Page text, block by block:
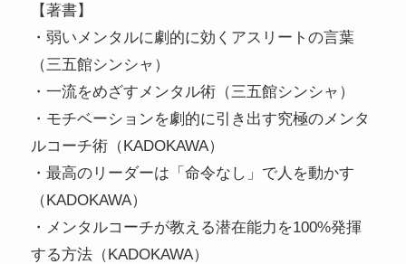
【著書】
・弱いメンタルに劇的に効くアスリートの言葉
（三五館シンシャ）
・一流をめざすメンタル術（三五館シンシャ）
・モチベーションを劇的に引き出す究極のメンタ
ルコーチ術（KADOKAWA）
・最高のリーダーは「命令なし」で人を動かす
（KADOKAWA）
・メンタルコーチが教える潜在能力を100%発揮
する方法（KADOKAWA）